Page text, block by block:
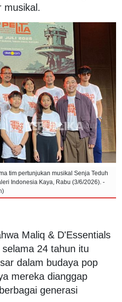
musikal.
tim pertunjukan musikal Senja Teduh
Indonesia Kaya, Rabu (3/6/2026). -
Maliq & D'Essentials
24 tahun itu
dalam budaya pop
mereka dianggap
generasi